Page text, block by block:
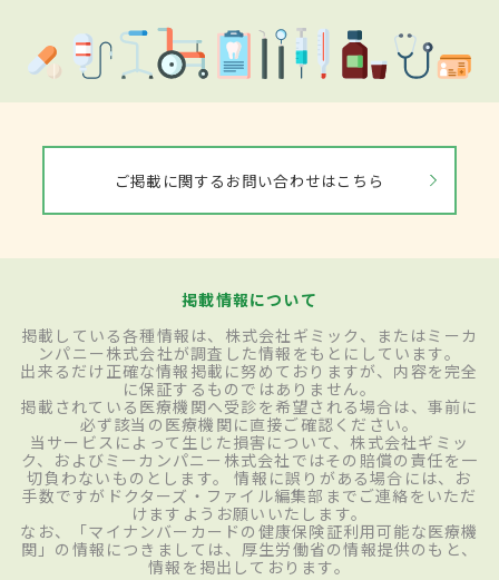
ご掲載に関するお問い合わせはこちら
掲載情報について
掲載している各種情報は、株式会社ギミック、またはミーカ
ンパニー株式会社が調査した情報をもとにしています。
出来るだけ正確な情報掲載に努めておりますが、内容を完全
に保証するものではありません。
掲載されている医療機関へ受診を希望される場合は、事前に
必ず該当の医療機関に直接ご確認ください。
当サービスによって生じた損害について、株式会社ギミッ
ク、およびミーカンパニー株式会社ではその賠償の責任を一
切負わないものとします。 情報に誤りがある場合には、お
手数ですがドクターズ・ファイル編集部までご連絡をいただ
けますようお願いいたします。
なお、「マイナンバーカードの健康保険証利用可能な医療機
関」の情報につきましては、厚生労働省の情報提供のもと、
情報を掲出しております。